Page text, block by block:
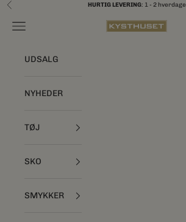
Spring til indhold
Forrige HURTIG LEVERING: 1 - 2 hverdage
Kysthuset
Åbn navigationsmenu
UDSALG
NYHEDER
TØJ
SKO
SMYKKER